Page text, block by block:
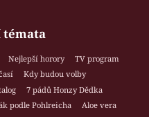
Nejlepší horory
TV program
Kdy budou volby
7 pádů Honzy Dědka
podle Pohlreicha
Aloe vera